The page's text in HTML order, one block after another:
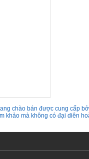
chào bán được cung cấp
khảo mà không có đại diên